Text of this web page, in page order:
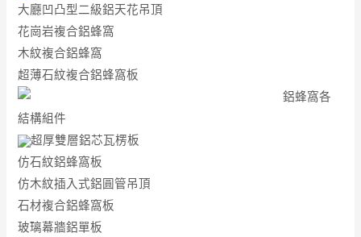
大廳凹凸型二級鋁天花吊頂
花崗岩複合鋁蜂窩
木紋複合鋁蜂窩
超薄石紋複合鋁蜂窩板
鋁蜂窩各
結構組件
超厚雙層鋁芯瓦楞板
仿石紋鋁蜂窩板
仿木紋插入式鋁圓管吊頂
石材複合鋁蜂窩板
玻璃幕牆鋁單板